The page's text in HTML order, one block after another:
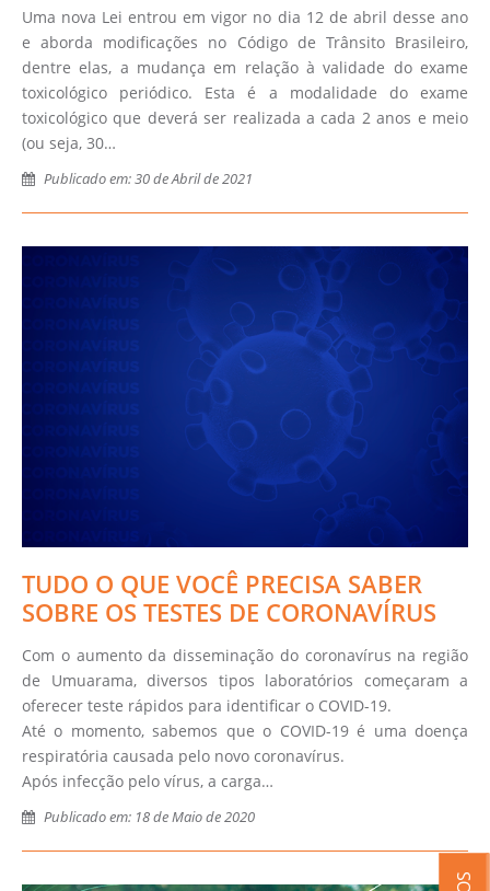
Uma nova Lei entrou em vigor no dia 12 de abril desse ano
e aborda modificações no Código de Trânsito Brasileiro,
dentre elas, a mudança em relação à validade do exame
toxicológico periódico. Esta é a modalidade do exame
toxicológico que deverá ser realizada a cada 2 anos e meio
(ou seja, 30…
Publicado em: 30 de Abril de 2021
TUDO O QUE VOCÊ PRECISA SABER
SOBRE OS TESTES DE CORONAVÍRUS
Com o aumento da disseminação do coronavírus na região
de Umuarama, diversos tipos laboratórios começaram a
oferecer teste rápidos para identificar o COVID-19.
Até o momento, sabemos que o COVID-19 é uma doença
respiratória causada pelo novo coronavírus.
Após infecção pelo vírus, a carga…
Publicado em: 18 de Maio de 2020